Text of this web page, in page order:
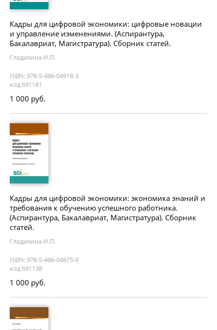
Кадры для цифровой экономики: цифровые новации
и управление изменениями. (Аспирантура,
Бакалавриат, Магистратура). Сборник статей.
Гладилина И.П.
ISBN: 978-5-466-04918-3
код 691181
1 000 руб.
Кадры для цифровой экономики: экономика знаний и
требования к обучению успешного работника.
(Аспирантура, Бакалавриат, Магистратура). Сборник
статей.
Гладилина И.П.
ISBN: 978-5-466-04875-9
код 691138
1 000 руб.